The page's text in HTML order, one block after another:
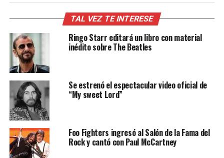
TAL VEZ TE INTERESE
Ringo Starr editará un libro con material
inédito sobre The Beatles
Se estrenó el espectacular video oficial de
“My sweet Lord”
Foo Fighters ingresó al Salón de la Fama del
Rock y cantó con Paul McCartney